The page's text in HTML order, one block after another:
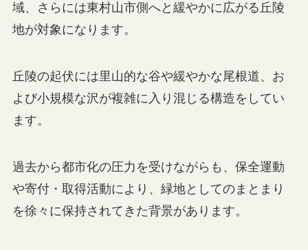
域、さらには東村山市側へと緩やかに広がる丘陵
地が対象になります。
丘陵の起伏には里山的な谷や緩やかな尾根道、お
よび小規模な沢が複雑に入り混じる構造をしてい
ます。
過去から都市化の圧力を受けながらも、保全運動
や寄付・取得活動により、緑地としてのまとまり
を徐々に保持されてきた背景があります。